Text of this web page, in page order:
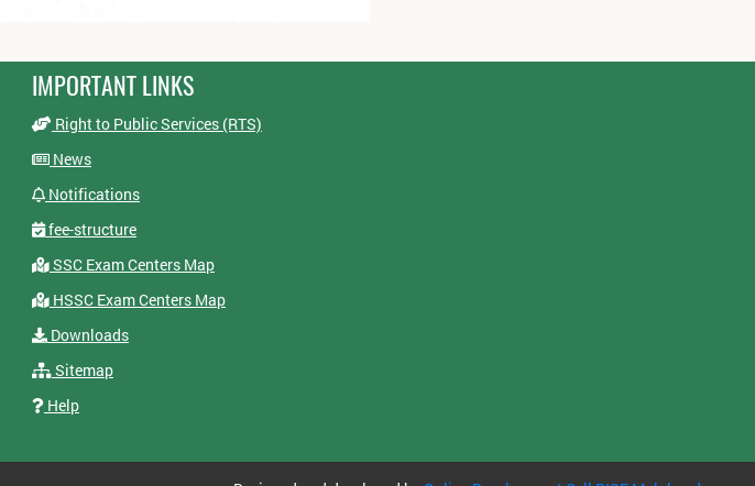
IMPORTANT LINKS
Right to Public Services (RTS)
News
Notifications
fee-structure
SSC Exam Centers Map
HSSC Exam Centers Map
Downloads
Sitemap
Help